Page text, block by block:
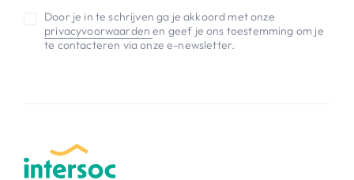
Door je in te schrijven ga je akkoord met onze
privacyvoorwaardenen geef je ons toestemming om je
te contacteren via onze e-newsletter.